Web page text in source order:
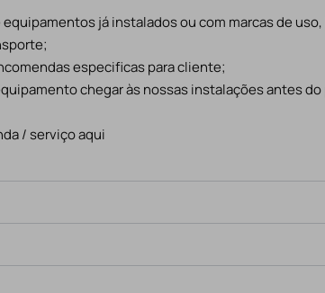
já instalados ou com marcas de
especificas para cliente;
chegar às nossas instalações antes
/ serviço aqui